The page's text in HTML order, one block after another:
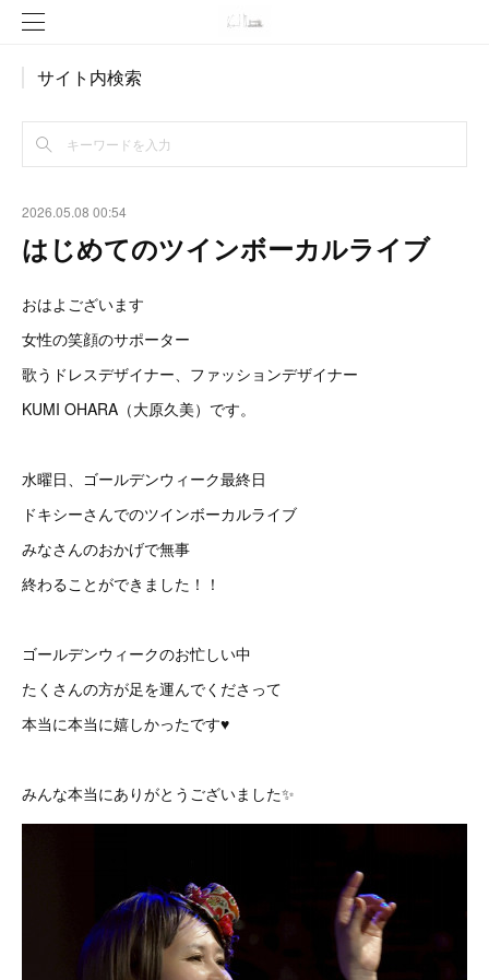
サイト内検索
2026.05.08 00:54
はじめてのツインボーカルライブ
おはよございます
女性の笑顔のサポーター
歌うドレスデザイナー、ファッションデザイナー
KUMI OHARA（大原久美）です。
水曜日、ゴールデンウィーク最終日
ドキシーさんでのツインボーカルライブ
みなさんのおかげで無事
終わることができました！！
ゴールデンウィークのお忙しい中
たくさんの方が足を運んでくださって
本当に本当に嬉しかったです♥
みんな本当にありがとうございました✨